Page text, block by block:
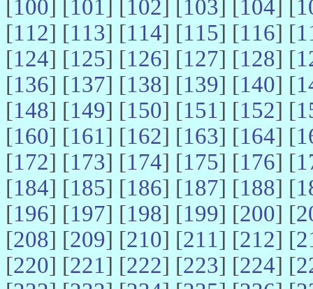
[100] [101] [102] [103] [104] [
[112] [113] [114] [115] [116] [
[124] [125] [126] [127] [128] [
[136] [137] [138] [139] [140] [
[148] [149] [150] [151] [152] [
[160] [161] [162] [163] [164] [
[172] [173] [174] [175] [176] [
[184] [185] [186] [187] [188] [
[196] [197] [198] [199] [200] [
[208] [209] [210] [211] [212] [
[220] [221] [222] [223] [224] [